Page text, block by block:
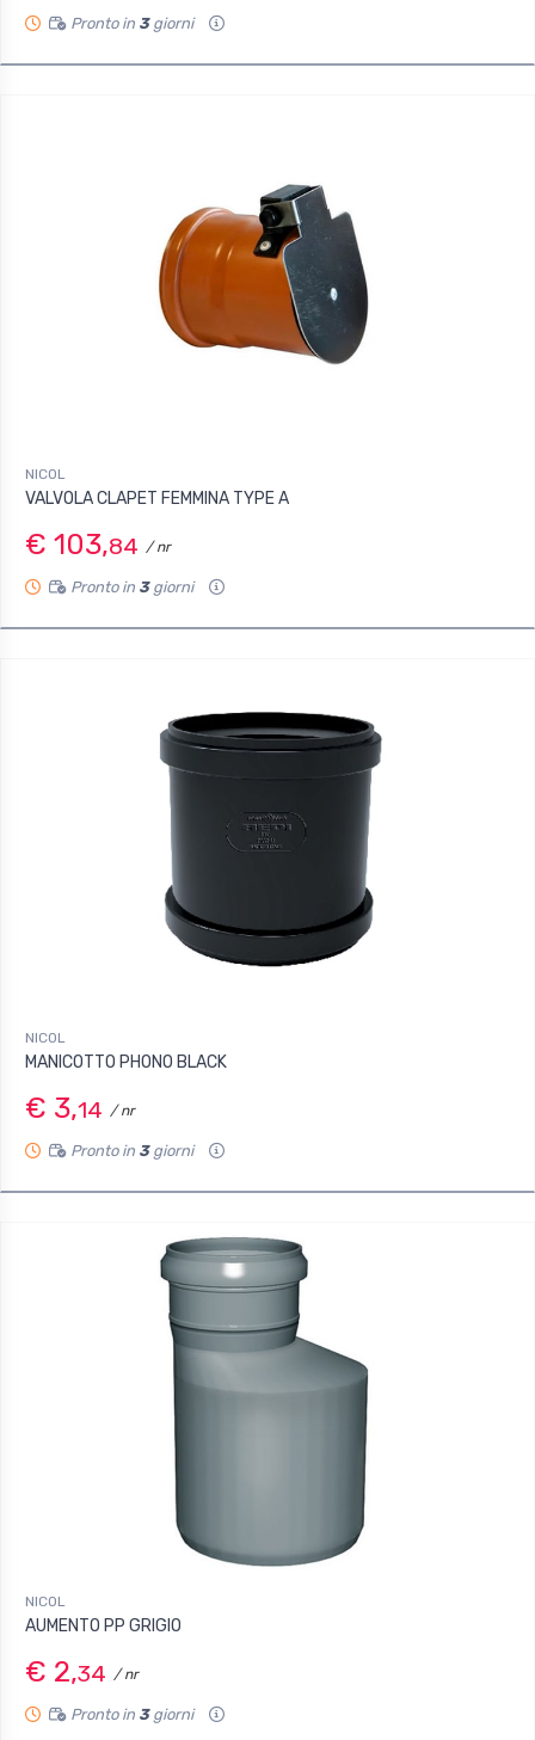
Pronto in 3giorni
NICOL
VALVOLA CLAPET FEMMINA TYPE A
€ 103,84 / nr
Pronto in 3giorni
NICOL
MANICOTTO PHONO BLACK
€ 3,14 / nr
Pronto in 3giorni
NICOL
AUMENTO PP GRIGIO
€ 2,34 / nr
Pronto in 3giorni